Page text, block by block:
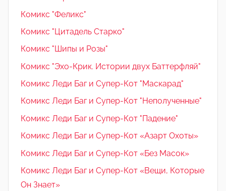
Комикс "Феликс"
Комикс "Цитадель Старко"
Комикс "Шипы и Розы"
Комикс "Эхо-Крик. Истории двух Баттерфляй"
Комикс Леди Баг и Супер-Кот "Маскарад"
Комикс Леди Баг и Супер-Кот "Неполученные"
Комикс Леди Баг и Супер-Кот "Падение"
Комикс Леди Баг и Супер-Кот «Азарт Охоты»
Комикс Леди Баг и Супер-Кот «Без Масок»
Комикс Леди Баг и Супер-Кот «Вещи, Которые
Он Знает»